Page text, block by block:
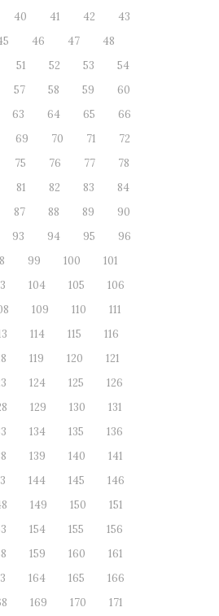
40 41 42
43
46 47
48
51 52 53
54
57 58 59
60
63 64 65
66
69 70 71
72
75 76 77
78
81 82 83
84
87 88 89
90
93 94 95
96
99 100
101
104 105
106
109 110
111
114 115
116
119 120
121
124 125
126
129 130
131
134 135
136
139 140
141
144 145
146
149 150
151
154 155
156
159 160
161
164 165
166
169 170
171